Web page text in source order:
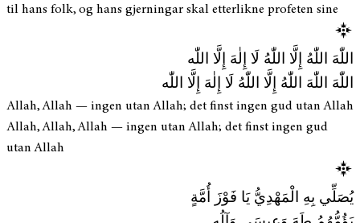
til hans folk, og hans gjerningar skal etterlikne profeten sine
اللّٰهَ اللّٰهُ إِلَّا اللّٰهُ لَا إِلٰهَ إِلَّا اللّٰه
اللّٰهَ اللّٰهَ اللّٰهُ إِلَّا اللّٰهُ لَا إِلٰهَ إِلَّا اللّٰه
Allah, Allah — ingen utan Allah; det finst ingen gud utan Allah
Allah, Allah, Allah — ingen utan Allah; det finst ingen gud
utan Allah
يُصَلِّي بِهِ الْمَهْدِيُّ يَا فَوْزَ أُمَّةٍ